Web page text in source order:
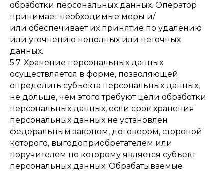
обработки персональных данных. Оператор
принимает необходимые меры и/
или обеспечивает их принятие по удалению
или уточнению неполных или неточных
данных.
5.7. Хранение персональных данных
осуществляется в форме, позволяющей
определить субъекта персональных данных,
не дольше, чем этого требуют цели обработки
персональных данных, если срок хранения
персональных данных не установлен
федеральным законом, договором, стороной
которого, выгодоприобретателем или
поручителем по которому является субъект
персональных данных. Обрабатываемые